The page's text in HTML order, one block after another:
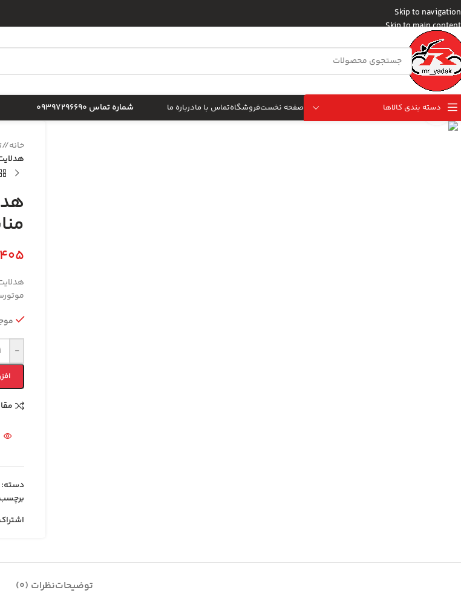
Skip to navigation
Skip to main content
دسته بندی کالاها صفحه نخستفروشگاهتماس با مادرباره ما شماره تماس 09397296690 بزرگنمایی تصویر
خانه/
هدلایت 4 رنگ 5 حالته 3 طرفه ترانس دار کد 02 مناسب برای
-
دسته:
توضیحاتنظرات (0)